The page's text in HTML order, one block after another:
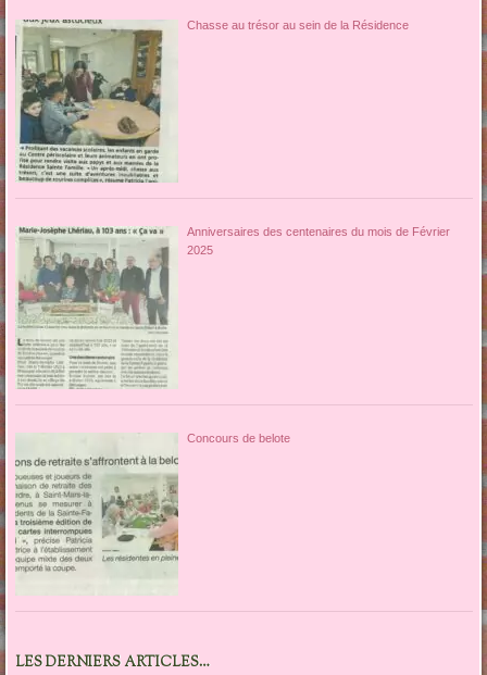
Chasse au trésor au sein de la Résidence
Anniversaires des centenaires du mois de Février
2025
Concours de belote
LES DERNIERS ARTICLES…